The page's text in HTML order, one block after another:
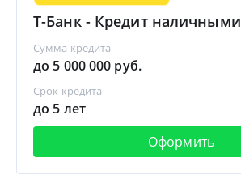
Т-Банк - Кредит наличными
Сумма кредита
до 5 000 000 руб.
Срок кредита
до 5 лет
Оформить